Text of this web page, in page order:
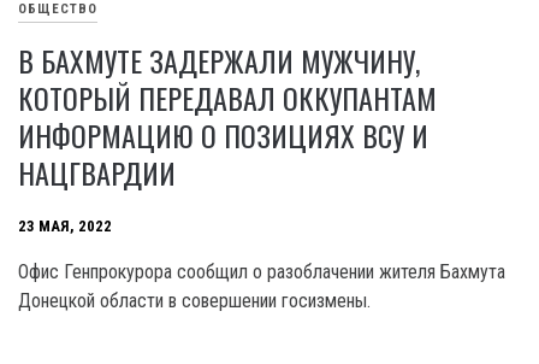
ОБЩЕСТВО
В БАХМУТЕ ЗАДЕРЖАЛИ МУЖЧИНУ,
КОТОРЫЙ ПЕРЕДАВАЛ ОККУПАНТАМ
ИНФОРМАЦИЮ О ПОЗИЦИЯХ ВСУ И
НАЦГВАРДИИ
23 МАЯ, 2022
Офис Генпрокурора сообщил о разоблачении жителя Бахмута
Донецкой области в совершении госизмены.